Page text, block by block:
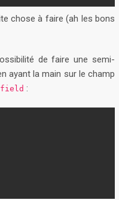
chose à faire (ah les bons
de faire une semi-
ayant la main sur le champ
field :